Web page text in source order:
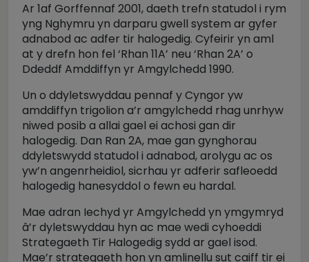
Ar 1af Gorffennaf 2001, daeth trefn statudol i rym
yng Nghymru yn darparu gwell system ar gyfer
adnabod ac adfer tir halogedig. Cyfeirir yn aml
at y drefn hon fel ‘Rhan 11A’ neu ‘Rhan 2A’ o
Ddeddf Amddiffyn yr Amgylchedd 1990.
Un o ddyletswyddau pennaf y Cyngor yw
amddiffyn trigolion a’r amgylchedd rhag unrhyw
niwed posib a allai gael ei achosi gan dir
halogedig. Dan Ran 2A, mae gan gynghorau
ddyletswydd statudol i adnabod, arolygu ac os
yw’n angenrheidiol, sicrhau yr adferir safleoedd
halogedig hanesyddol o fewn eu hardal.
Mae adran Iechyd yr Amgylchedd yn ymgymryd
â’r dyletswyddau hyn ac mae wedi cyhoeddi
Strategaeth Tir Halogedig sydd ar gael isod.
Mae’r strategaeth hon yn amlinellu sut caiff tir ei